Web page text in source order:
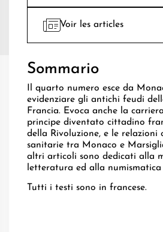
Voir les articles
Sommario
Il quarto numero esce da
evidenziare gli antichi feudi
Francia. Evoca anche la
principe diventato cittadino
della Rivoluzione, e le relazioni
sanitarie tra Monaco e
altri articoli sono dedicati alla
letteratura ed alla
Tutti i testi sono in francese.